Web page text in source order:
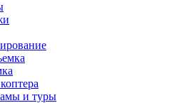
и туры